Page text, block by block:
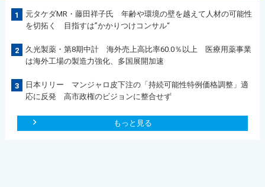
1
元タケダMR・藤田祥子氏 年齢や環境の壁を越えて人材の可能性
を切拓く 目指すは”かかりつけコンサル“
2
久光製薬・第8期中計 海外売上高比率60.0％以上 医療用薬事業
は海外工場の製造力強化、多国展開加速
3
日本リリー マンジャロ皮下注の「持続可能性特例価格調整」適
応に反発 高市政権のビジョンに整合せず
もっと見る